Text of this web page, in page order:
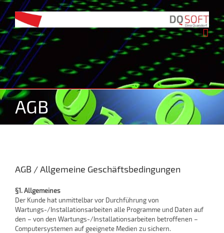
Zum
Inhalt
springen
AGB
AGB / Allgemeine Geschäftsbedingungen
§1. Allgemeines
Der Kunde hat unmittelbar vor Durchführung von
Wartungs-/Installationsarbeiten alle Programme und Daten auf
den – von den Wartungs-/Installationsarbeiten betroffenen –
Computersystemen auf geeignete Medien zu sichern.